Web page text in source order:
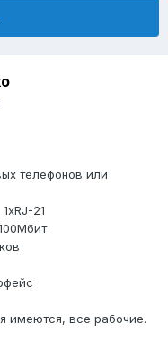
телефонов или
21
имеются, все рабочие.